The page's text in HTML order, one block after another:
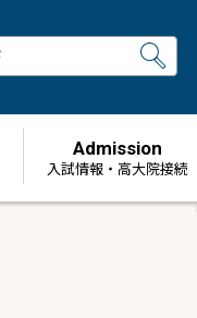
Admission
⼊試情報・高大院接続